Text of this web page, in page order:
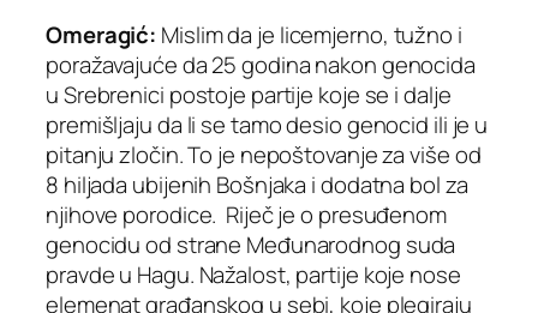
Omeragić: Mislim da je licemjerno, tužno i
poražavajuće da 25 godina nakon genocida
u Srebrenici postoje partije koje se i dalje
premišljaju da li se tamo desio genocid ili je u
pitanju zločin. To je nepoštovanje za više od
8 hiljada ubijenih Bošnjaka i dodatna bol za
njihove porodice. Riječ je o presuđenom
genocidu od strane Međunarodnog suda
pravde u Hagu. Nažalost, partije koje nose
elemenat građanskog u sebi, koje plegiraju